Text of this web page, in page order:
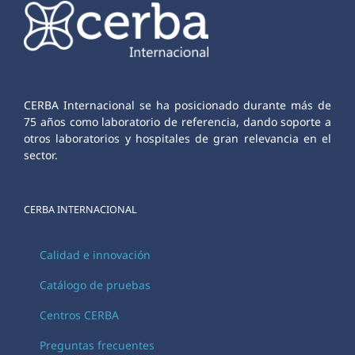
CERBA Internacional se ha posicionado durante más de
75 años como laboratorio de referencia, dando soporte a
otros laboratorios y hospitales de gran relevancia en el
sector.
CERBA INTERNACIONAL
Calidad e innovación
Catálogo de pruebas
Centros CERBA
Preguntas frecuentes